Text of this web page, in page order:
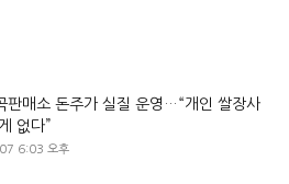
판매소 돈주가 실질 운영…“개인 쌀장사
없다”
6:03 오후